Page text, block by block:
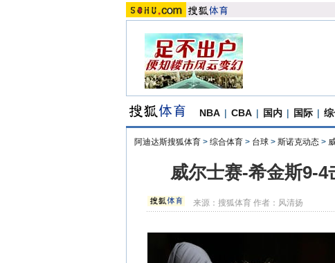
NBA | CBA | 国内 | 国际 |
阿迪达斯搜狐体育 > 综合体育 > 台球 > 斯诺克动态 >
威尔士赛-希金斯9-
来源：搜狐体育 作者：风清扬